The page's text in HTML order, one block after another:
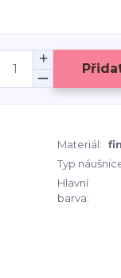
Materiál:
Typ
Hlavní
barva: